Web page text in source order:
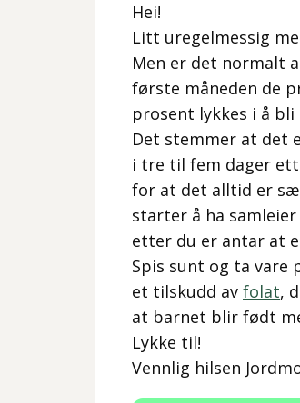
Hei!
Litt uregelmessig
Men er det normalt
første måneden de
prosent lykkes i å
Det stemmer at det
i tre til fem dager
for at det alltid er
starter å ha
etter du er antar at
Spis sunt og ta vare
et tilskudd av folat,
at barnet blir født
Lykke til!
Vennlig hilsen